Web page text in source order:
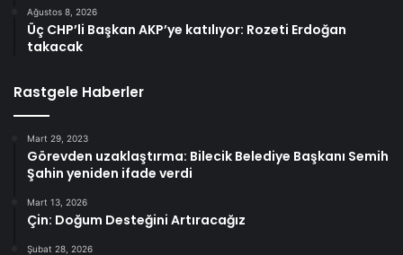
Ağustos 8, 2026
Üç CHP’li Başkan AKP’ye katılıyor: Rozeti Erdoğan
takacak
Rastgele Haberler
Mart 29, 2023
Görevden uzaklaştırma: Bilecik Belediye Başkanı Semih
Şahin yeniden ifade verdi
Mart 13, 2026
Çin: Doğum Desteğini Artıracağız
Şubat 28, 2026